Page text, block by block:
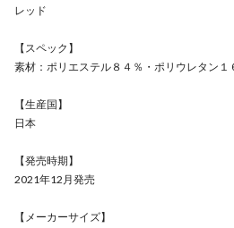
レッド
【スペック】
素材：ポリエステル８４％・ポリウレタン１
【生産国】
日本
【発売時期】
2021年12月発売
【メーカーサイズ】